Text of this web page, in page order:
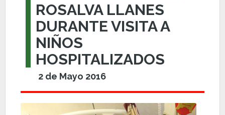
ROSALVA LLANES
DURANTE VISITA A
NIÑOS
HOSPITALIZADOS
2 de Mayo 2016